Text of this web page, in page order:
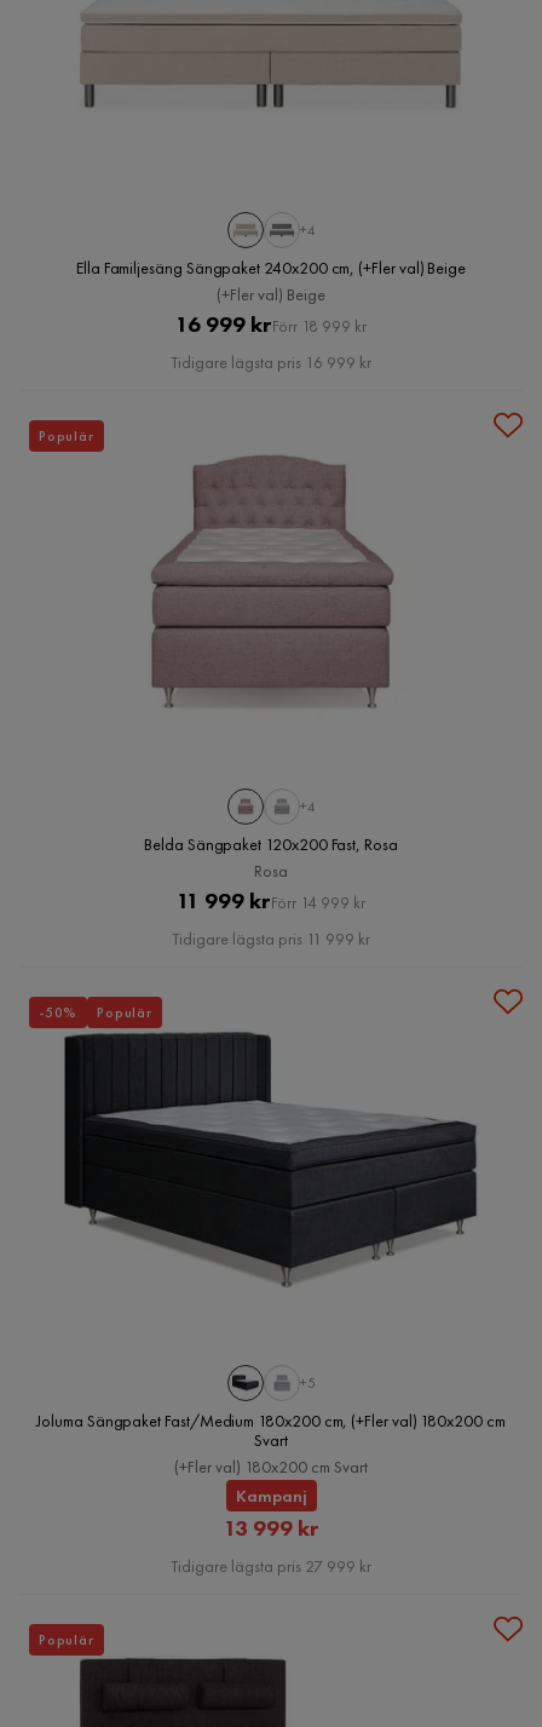
+4
Ella Familjesäng Sängpaket 240x200 cm, (+Fler val) Beige
(+Fler val) Beige
Pris
16 999 krOriginal
Pris
Förr 18 999 kr
Tidigare lägsta pris 16 999 kr
+4
Belda Sängpaket 120x200 Fast, Rosa
Rosa
Pris
11 999 krOriginal
Pris
Förr 14 999 kr
Tidigare lägsta pris 11 999 kr
Populär
+5
Joluma Sängpaket Fast/Medium 180x200 cm, (+Fler val) 180x200 cm
Svart
(+Fler val) 180x200 cm Svart
Kampanj
Rabatterat
Pris
13 999 kr
Tidigare lägsta pris 27 999 kr
-50% Populär
Populär